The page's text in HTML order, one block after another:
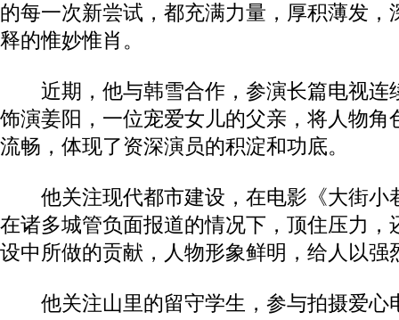
的每一次新尝试，都充满力量，厚积薄发，
释的惟妙惟肖。
近期，他与韩雪合作，参演长篇电视连
饰演姜阳，一位宠爱女儿的父亲，将人物角
流畅，体现了资深演员的积淀和功底。
他关注现代都市建设，在电影《大街小
在诸多城管负面报道的情况下，顶住压力，
设中所做的贡献，人物形象鲜明，给人以强
他关注山里的留守学生，参与拍摄爱心